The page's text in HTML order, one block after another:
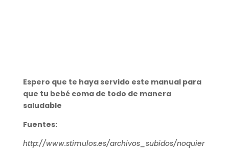
Espero que te haya servido este manual para
que tu bebé coma de todo de manera
saludable
Fuentes:
http://www.stimulos.es/archivos_subidos/noquier